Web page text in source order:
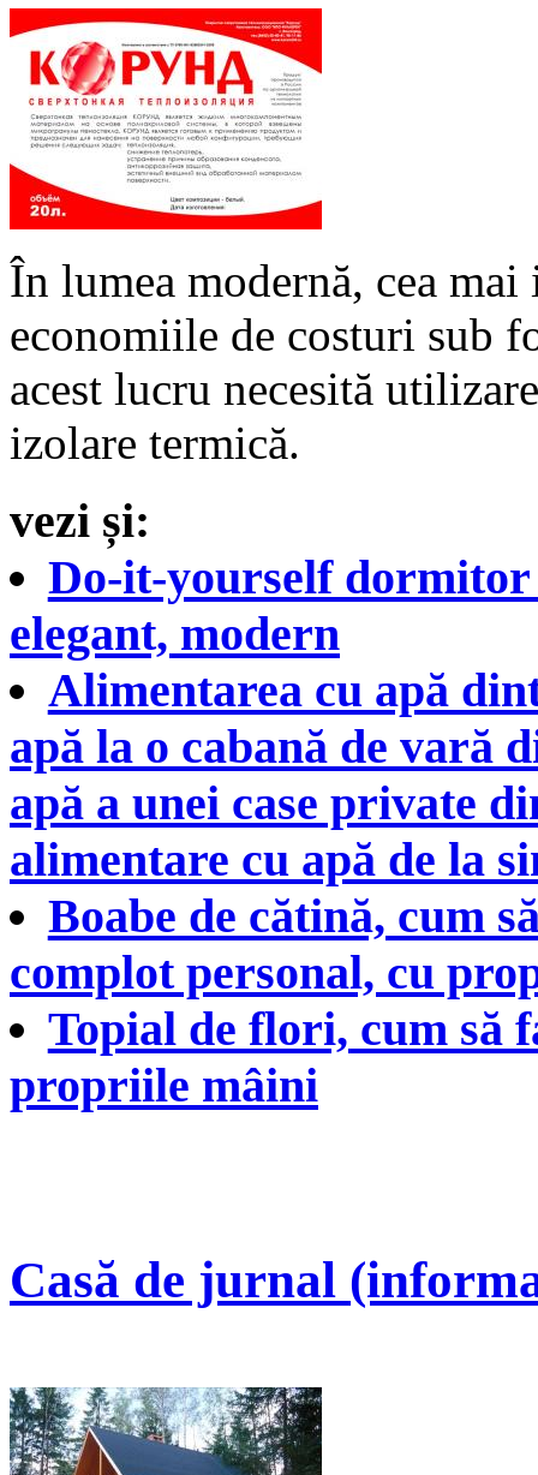
În lumea modernă, cea
economiile de costuri sub
acest lucru necesită
izolare termică.
vezi și:
Do-it-yourself dormitor
elegant, modern
Alimentarea cu apă
apă la o cabană de vară
apă a unei case private
alimentare cu apă de la
Boabe de cătină, cum
complot personal, cu
Topial de flori, cum să
propriile mâini
Casă de jurnal